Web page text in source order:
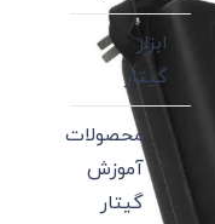
ابزار
گیتار
محصولات
آموزش
گیتار